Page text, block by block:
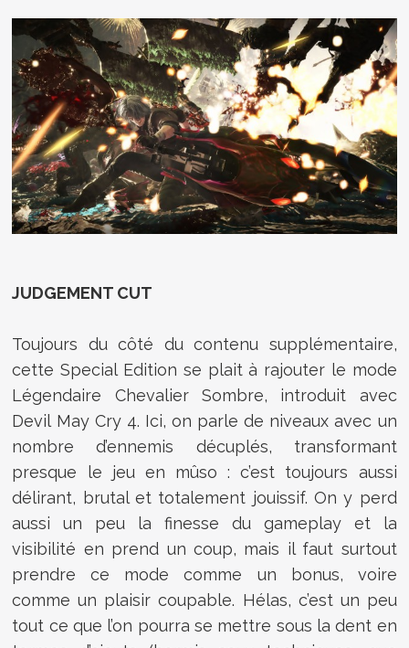
JUDGEMENT CUT
Toujours du côté du contenu supplémentaire,
cette Special Edition se plait à rajouter le mode
Légendaire Chevalier Sombre, introduit avec
Devil May Cry 4. Ici, on parle de niveaux avec un
nombre d’ennemis décuplés, transformant
presque le jeu en mûso : c’est toujours aussi
délirant, brutal et totalement jouissif. On y perd
aussi un peu la finesse du gameplay et la
visibilité en prend un coup, mais il faut surtout
prendre ce mode comme un bonus, voire
comme un plaisir coupable. Hélas, c’est un peu
tout ce que l’on pourra se mettre sous la dent en